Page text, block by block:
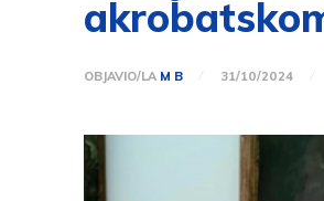
OBJAVIO/LA M B 31/10/2024